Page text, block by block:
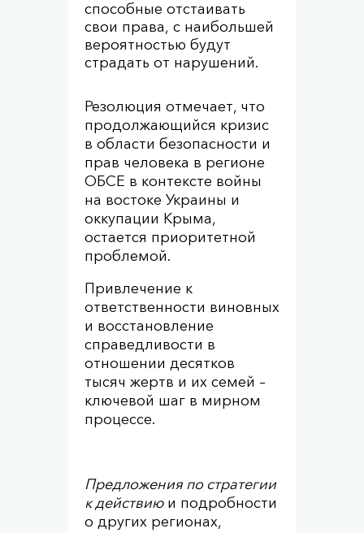
способные отстаивать
свои права, с наибольшей
вероятностью будут
страдать от нарушений.
Резолюция отмечает, что
продолжающийся кризис
в области безопасности и
прав человека в регионе
ОБСЕ в контексте войны
на востоке Украины и
оккупации Крыма,
остается приоритетной
проблемой.
Привлечение к
ответственности виновных
и восстановление
справедливости в
отношении десятков
тысяч жертв и их семей –
ключевой шаг в мирном
процессе.
Предложения по стратегии
к действиюи подробности
о других регионах,